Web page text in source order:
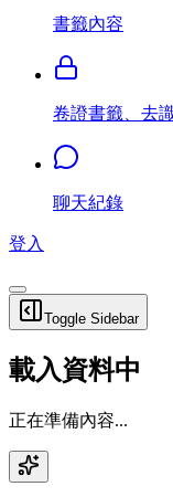
書籤內容
卷證書籤、去
聊天紀錄
登入
Toggle Sidebar
載入資料中
正在準備內容...